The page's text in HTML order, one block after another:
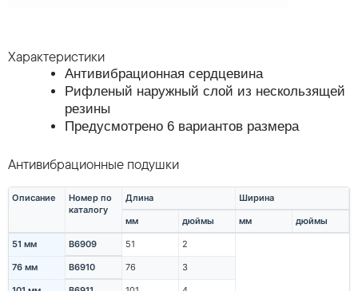
Характеристики
Антивибрационная сердцевина
Рифленый наружный слой из нескользящей
резины
Предусмотрено 6 вариантов размера
Антивибрационные подушки
Описание
Номер по
каталогу
Длина Ширина
мм дюймы мм дюймы
51 мм B6909 51 2
76 мм B6910 76 3